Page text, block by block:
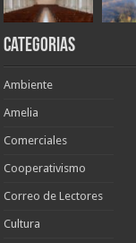
Categorias
Ambiente
Amelia
Comerciales
Cooperativismo
Correo de Lectores
Cultura